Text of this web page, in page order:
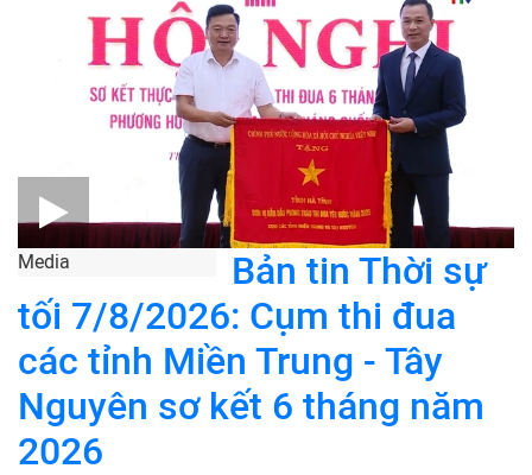
Media
Bản tin Thời sự
tối 7/8/2026: Cụm thi đua
các tỉnh Miền Trung - Tây
Nguyên sơ kết 6 tháng năm
2026